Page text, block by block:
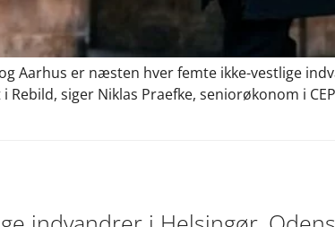
Aarhus er næsten hver femte ikke-vestlige
siger Niklas Praefke, seniorøkonom i